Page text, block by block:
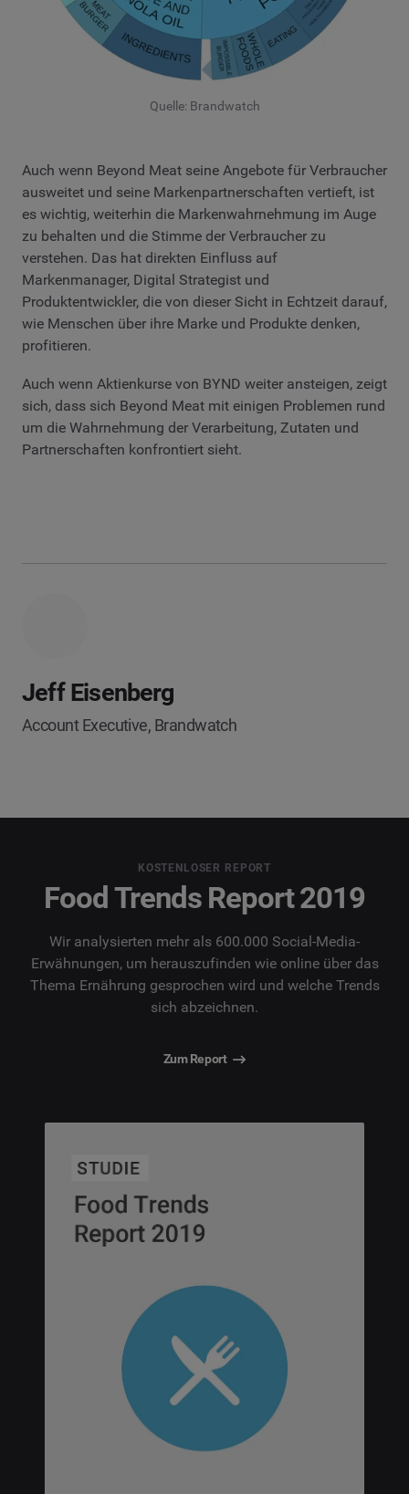
Quelle: Brandwatch
Auch wenn Beyond Meat seine Angebote für Verbraucher
ausweitet und seine Markenpartnerschaften vertieft, ist
es wichtig, weiterhin die Markenwahrnehmung im Auge
zu behalten und die Stimme der Verbraucher zu
verstehen. Das hat direkten Einfluss auf
Markenmanager, Digital Strategist und
Produktentwickler, die von dieser Sicht in Echtzeit darauf,
wie Menschen über ihre Marke und Produkte denken,
profitieren.
Auch wenn Aktienkurse von BYND weiter ansteigen, zeigt
sich, dass sich Beyond Meat mit einigen Problemen rund
um die Wahrnehmung der Verarbeitung, Zutaten und
Partnerschaften konfrontiert sieht.
Jeff Eisenberg
Account Executive, Brandwatch
KOSTENLOSER REPORT
Food Trends Report 2019
Wir analysierten mehr als 600.000 Social-Media-
Erwähnungen, um herauszufinden wie online über das
Thema Ernährung gesprochen wird und welche Trends
sich abzeichnen.
Zum Report